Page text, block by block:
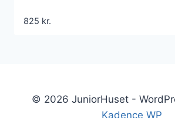
825 kr.
© 2026 JuniorHuset -
Kadence WP